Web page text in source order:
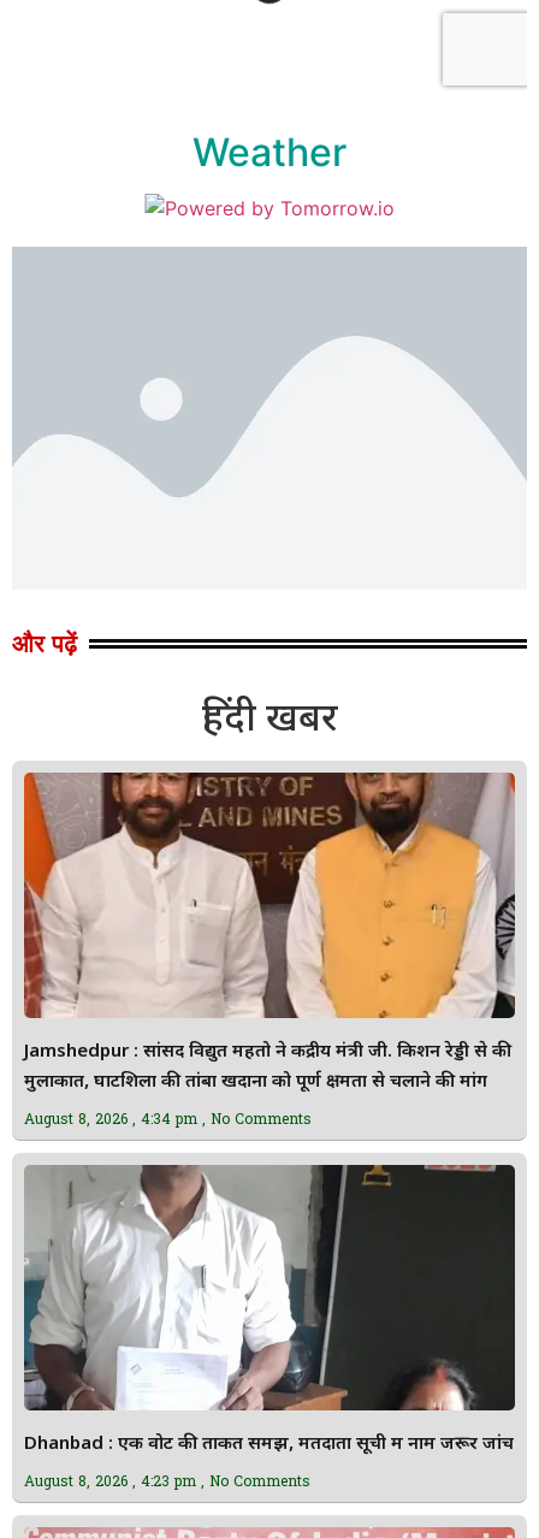
Weather
और पढ़ें
हिंदी खबर
Jamshedpur : सांसद विद्युत महतो ने केंद्रीय मंत्री जी. किशन रेड्डी से की
मुलाकात, घाटशिला की तांबा खदानों को पूर्ण क्षमता से चलाने की मांग
August 8, 2026 4:34 pm No Comments
Dhanbad : एक वोट की ताकत समझें, मतदाता सूची में नाम जरूर जांचें
August 8, 2026 4:23 pm No Comments